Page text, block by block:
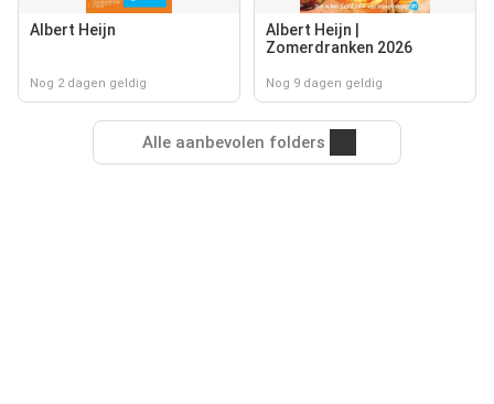
Albert Heijn
Nog 2 dagen geldig
Albert Heijn |
Zomerdranken 2026
Nog 9 dagen geldig
Alle aanbevolen folders